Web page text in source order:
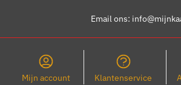
Email ons:
Mijn account Klantenservice